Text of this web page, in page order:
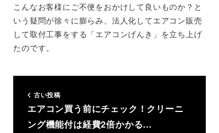
こんなお客様にご不便をおかけして良いものか？と
いう疑問が徐々に膨らみ、法人化してエアコン販売
して取付工事をする「エアコンげんき」を立ち上げ
たのです。
古い投稿
エアコン買う前にチェック！クリーニ
ング機能付は経費2倍かかる…